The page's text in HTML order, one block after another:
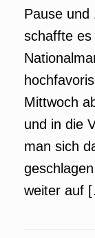
Pause und
schaffte
Mittwoch
und in die
man sich
weiter auf